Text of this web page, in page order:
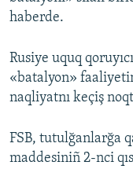
RFE/RS bütün
haberde.
Rusiye uquq
«batalyon»
naqliyatnı keçiş
FSB, tutulğanlarğa
maddesiniñ 2-nci